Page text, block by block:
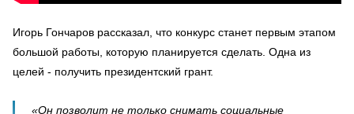
Игорь Гончаров рассказал, что конкурс станет первым этапом
большой работы, которую планируется сделать. Одна из
целей - получить президентский грант.
«Он позволит не только снимать социальные